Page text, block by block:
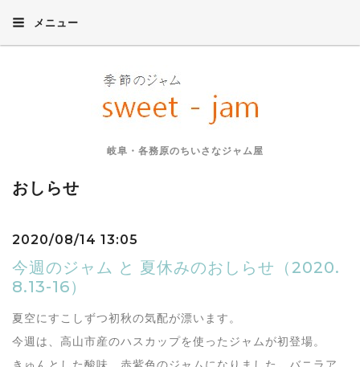
メニュー
岐阜・各務原のちいさなジャム屋
おしらせ
2020/08/14 13:05
今週のジャム と 夏休みのおしらせ（2020.
8.13-16）
夏空にすこしずつ初秋の気配が漂います。
今週は、高山市産のハスカップを使ったジャムが初登場。
きゅんとした酸味、赤紫色のジャムになりました。バニラア